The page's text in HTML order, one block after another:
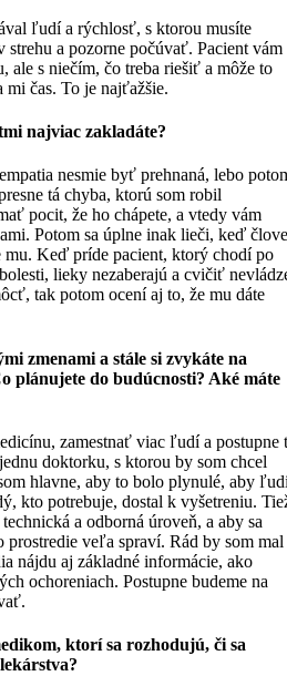
ľudí a rýchlosť, s ktorou musíte
a pozorne počúvať. Pacient vám
ale s niečím, čo treba riešiť a môže to
čas. To je najťažšie.
najviac zakladáte?
nesmie byť prehnaná, lebo
tá chyba, ktorú som robil
pocit, že ho chápete, a vtedy vám
Potom sa úplne inak lieči, keď
mu. Keď príde pacient, ktorý chodí po
lieky nezaberajú a cvičiť
tak potom ocení aj to, že mu dáte
zmenami a stále si zvykáte na
plánujete do budúcnosti? Aké máte
zamestnať viac ľudí a postupne
doktorku, s ktorou by som chcel
hlavne, aby to bolo plynulé, aby
kto potrebuje, dostal k vyšetreniu.
a odborná úroveň, a aby sa
prostredie veľa spraví. Rád by som mal
nájdu aj základné informácie, ako
ochoreniach. Postupne budeme na
ktorí sa rozhodujú, či sa